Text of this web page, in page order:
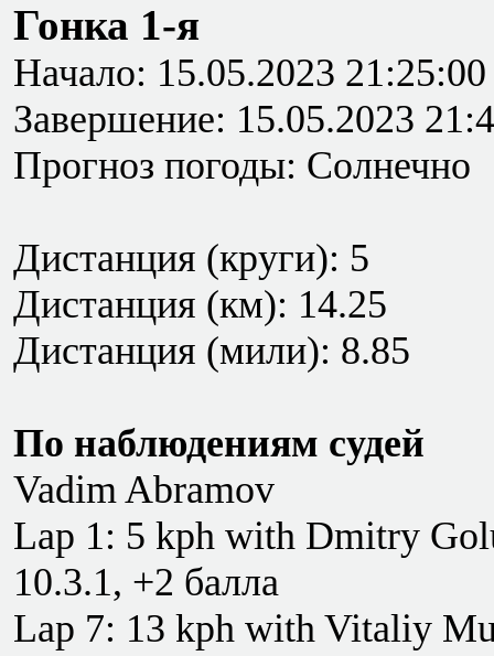
Гонка 1-я
Начало: 15.05.2023 21:25:00
Завершение: 15.05.2023
Прогноз погоды: Солнечно
Дистанция (круги): 5
Дистанция (км): 14.25
Дистанция (мили): 8.85
По наблюдениям судей
Vadim Abramov
Lap 1: 5 kph with Dmitry
10.3.1, +2 балла
Lap 7: 13 kph with Vitaliy